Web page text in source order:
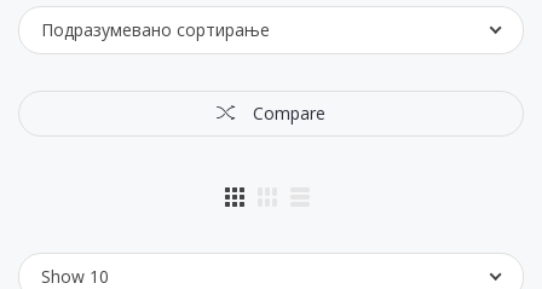
Подразумевано сортирање
Compare
Show 10